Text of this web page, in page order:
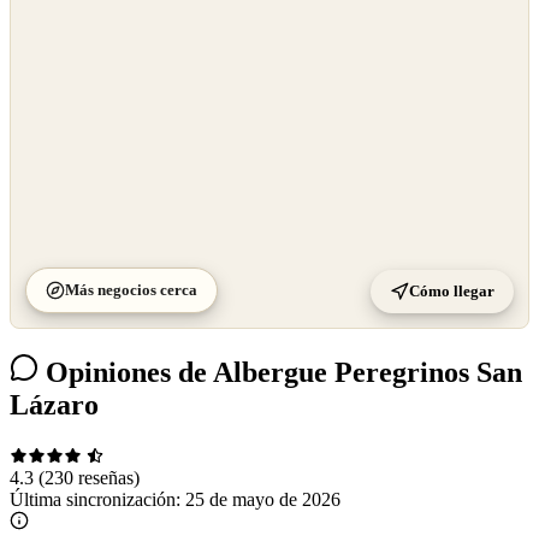
Más negocios cerca Cómo llegar
Opiniones de Albergue Peregrinos San
Lázaro
4.3 (230 reseñas)
Última sincronización: 25 de mayo de 2026